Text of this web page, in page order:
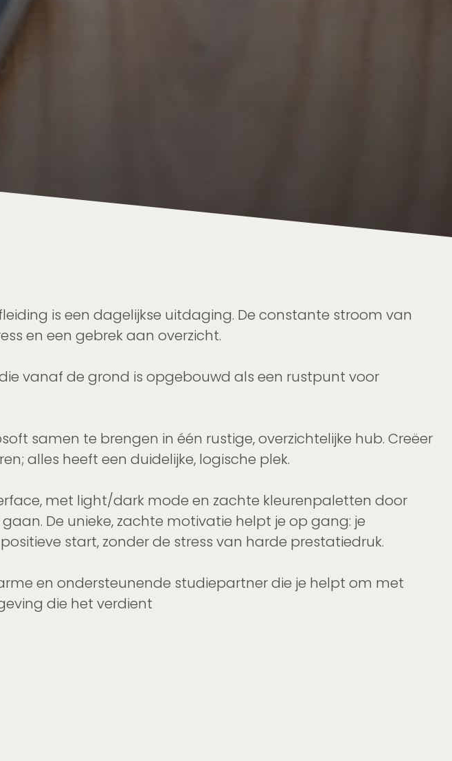
is een dagelijkse uitdaging. De constante stroom van
en een gebrek aan overzicht.
vanaf de grond is opgebouwd als een rustpunt voor
samen te brengen in één rustige, overzichtelijke hub. Creëer
alles heeft een duidelijke, logische plek.
met light/dark mode en zachte kleurenpaletten door
De unieke, zachte motivatie helpt je op gang: je
start, zonder de stress van harde prestatiedruk.
en ondersteunende studiepartner die je helpt om met
die het verdient